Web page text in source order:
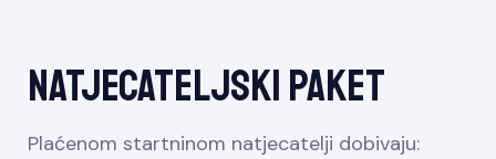
Natjecateljski paket
Plaćenom startninom natjecatelji dobivaju: